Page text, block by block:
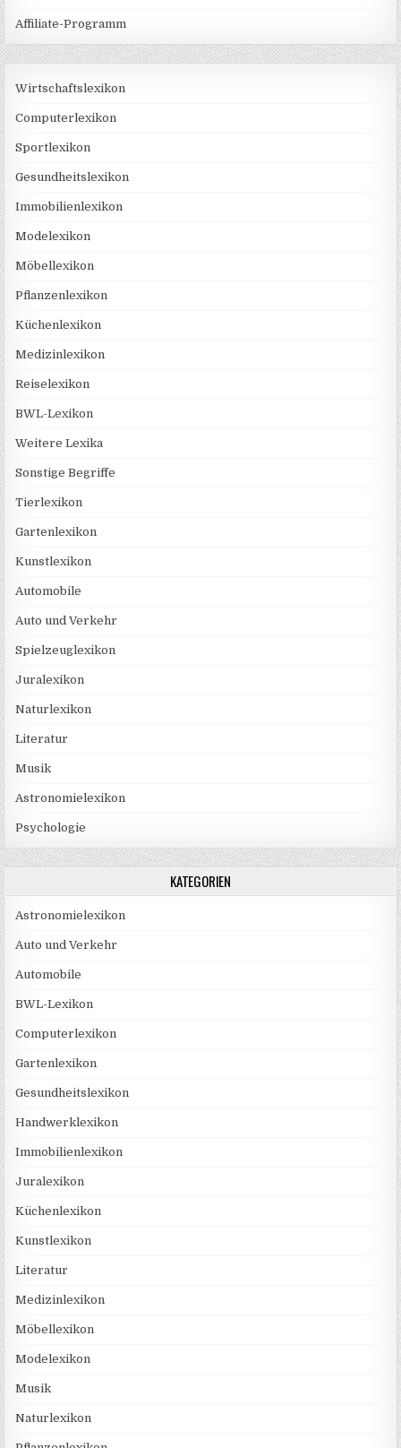
Affiliate-Programm
Wirtschaftslexikon
Computerlexikon
Sportlexikon
Gesundheitslexikon
Immobilienlexikon
Modelexikon
Möbellexikon
Pflanzenlexikon
Küchenlexikon
Medizinlexikon
Reiselexikon
BWL-Lexikon
Weitere Lexika
Sonstige Begriffe
Tierlexikon
Gartenlexikon
Kunstlexikon
Automobile
Auto und Verkehr
Spielzeuglexikon
Juralexikon
Naturlexikon
Literatur
Musik
Astronomielexikon
Psychologie
KATEGORIEN
Astronomielexikon
Auto und Verkehr
Automobile
BWL-Lexikon
Computerlexikon
Gartenlexikon
Gesundheitslexikon
Handwerklexikon
Immobilienlexikon
Juralexikon
Küchenlexikon
Kunstlexikon
Literatur
Medizinlexikon
Möbellexikon
Modelexikon
Musik
Naturlexikon